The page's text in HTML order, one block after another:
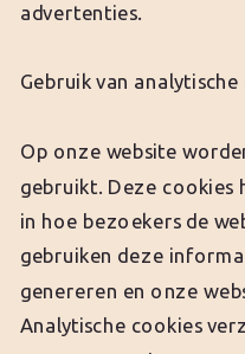
advertenties.
Gebruik van analytische
Op onze website
gebruikt. Deze cookies
in hoe bezoekers de
gebruiken deze
genereren en onze
Analytische cookies